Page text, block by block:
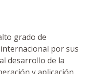
grado de
por sus
desarrollo de la